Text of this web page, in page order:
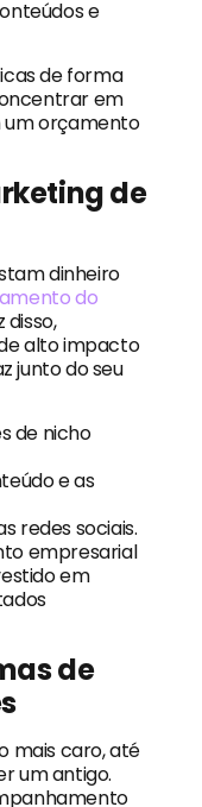
e
de forma
em
um orçamento
de
dinheiro
do
disso,
alto impacto
junto do seu
de nicho
e as
redes sociais.
empresarial
em
de
mais caro, até
um antigo.